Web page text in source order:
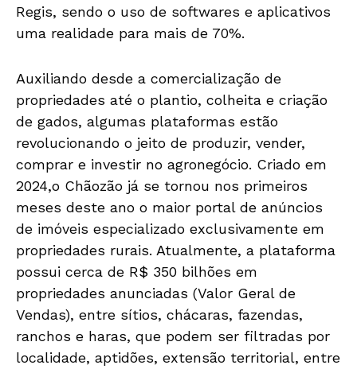
Regis, sendo o uso de softwares e aplicativos
uma realidade para mais de 70%.
Auxiliando desde a comercialização de
propriedades até o plantio, colheita e criação
de gados, algumas plataformas estão
revolucionando o jeito de produzir, vender,
comprar e investir no agronegócio. Criado em
2024,o Chãozão já se tornou nos primeiros
meses deste ano o maior portal de anúncios
de imóveis especializado exclusivamente em
propriedades rurais. Atualmente, a plataforma
possui cerca de R$ 350 bilhões em
propriedades anunciadas (Valor Geral de
Vendas), entre sítios, chácaras, fazendas,
ranchos e haras, que podem ser filtradas por
localidade, aptidões, extensão territorial, entre